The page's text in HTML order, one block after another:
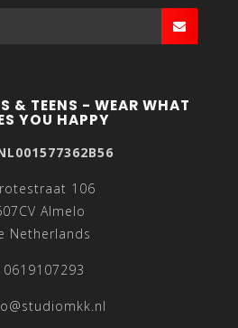
& TEENS - WEAR WHAT
YOU HAPPY
106
Almelo
Netherlands
0619107293